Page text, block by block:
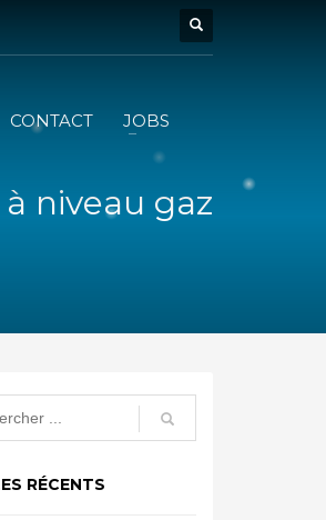
CONTACT JOBS
niveau gaz
RÉCENTS